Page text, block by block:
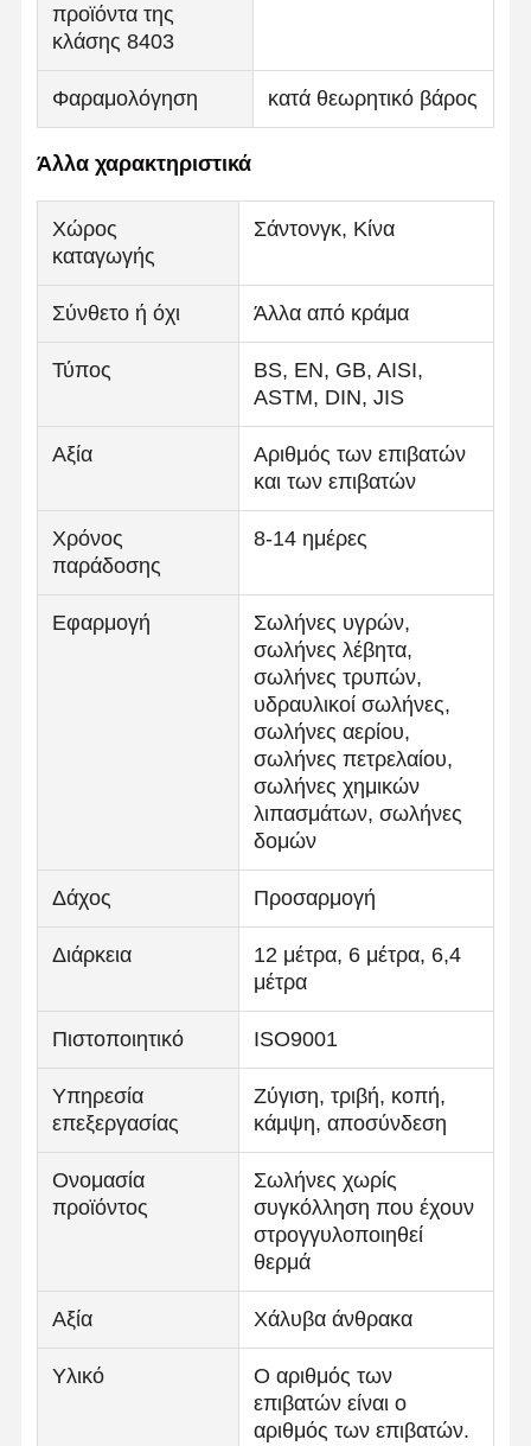
Ενωμένοι στενά σωλήνες χάλυβα
Χωρίς συγκόλληση σωλήνες χάλυβα
Σιδηρουργικοί σωλήνες ακριβείας
Τεχνητά κυλίνδρους
Καυτός - κυλημένες σπείρες
Ελασματοποιημένες εν ψυχρώ σπείρες
Επικάλυψη με χρώμα
Αλουμινένιες ράβδοι και περιτυλίγματα
Πλινθώματα ψευδάργυρου
Κελύβια Ίγκοντς και Πλάκες Κελύβδου
προϊόντα της
κλάσης 8403
Φαραμολόγηση κατά θεωρητικό βάρος
Άλλα χαρακτηριστικά
Χώρος
καταγωγής
Σάντονγκ, Κίνα
Σύνθετο ή όχι Άλλα από κράμα
Τύπος
BS, EN, GB, AISI,
ASTM, DIN, JIS
Αξία
Αριθμός των επιβατών
και των επιβατών
Χρόνος
παράδοσης
8-14 ημέρες
Εφαρμογή
Σωλήνες υγρών,
σωλήνες λέβητα,
σωλήνες τρυπών,
υδραυλικοί σωλήνες,
σωλήνες αερίου,
σωλήνες πετρελαίου,
σωλήνες χημικών
λιπασμάτων, σωλήνες
δομών
Δάχος Προσαρμογή
Διάρκεια
12 μέτρα, 6 μέτρα, 6,4
μέτρα
Πιστοποιητικό ISO9001
Υπηρεσία
επεξεργασίας
Ζύγιση, τριβή, κοπή,
κάμψη, αποσύνδεση
Ονομασία
προϊόντος
Σωλήνες χωρίς
συγκόλληση που έχουν
στρογγυλοποιηθεί
θερμά
Αξία Χάλυβα άνθρακα
Υλικό
Ο αριθμός των
επιβατών είναι ο
αριθμός των επιβατών.